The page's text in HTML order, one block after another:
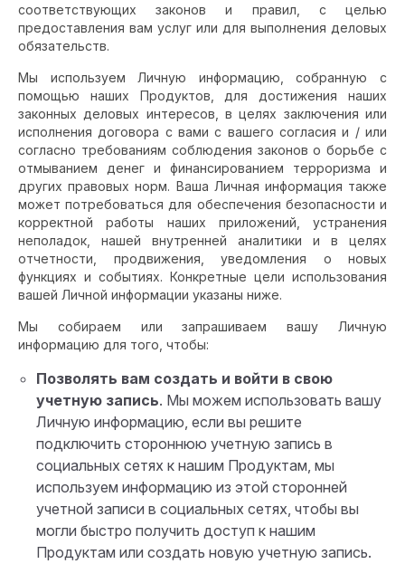
соответствующих законов и правил, с целью
предоставления вам услуг или для выполнения деловых
обязательств.
Мы используем Личную информацию, собранную с
помощью наших Продуктов, для достижения наших
законных деловых интересов, в целях заключения или
исполнения договора с вами с вашего согласия и / или
согласно требованиям соблюдения законов о борьбе с
отмыванием денег и финансированием терроризма и
других правовых норм. Ваша Личная информация также
может потребоваться для обеспечения безопасности и
корректной работы наших приложений, устранения
неполадок, нашей внутренней аналитики и в целях
отчетности, продвижения, уведомления о новых
функциях и событиях. Конкретные цели использования
вашей Личной информации указаны ниже.
Мы собираем или запрашиваем вашу Личную
информацию для того, чтобы:
Позволять вам создать и войти в свою
учетную запись. Мы можем использовать вашу
Личную информацию, если вы решите
подключить стороннюю учетную запись в
социальных сетях к нашим Продуктам, мы
используем информацию из этой сторонней
учетной записи в социальных сетях, чтобы вы
могли быстро получить доступ к нашим
Продуктам или создать новую учетную запись.